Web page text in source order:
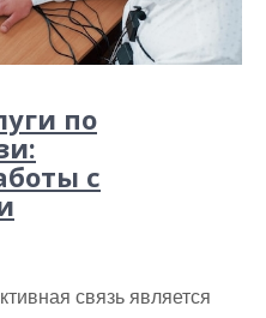
по
с
связь является